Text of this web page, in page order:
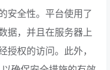
安全性。平台使用了
据，并且在服务器上
授权的访问。此外，